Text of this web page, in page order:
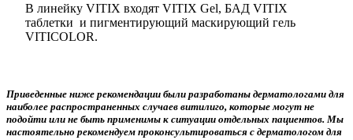
В линейку VITIX входят VITIX Gel, БАД VITIX
таблетки и пигментирующий маскирующий гель
VITICOLOR.
Приведенные ниже рекомендации были разработаны дерматологами для
наиболее распространенных случаев витилиго, которые могут не
подойти или не быть применимы к ситуации отдельных пациентов. Мы
настоятельно рекомендуем проконсультироваться с дерматологом для